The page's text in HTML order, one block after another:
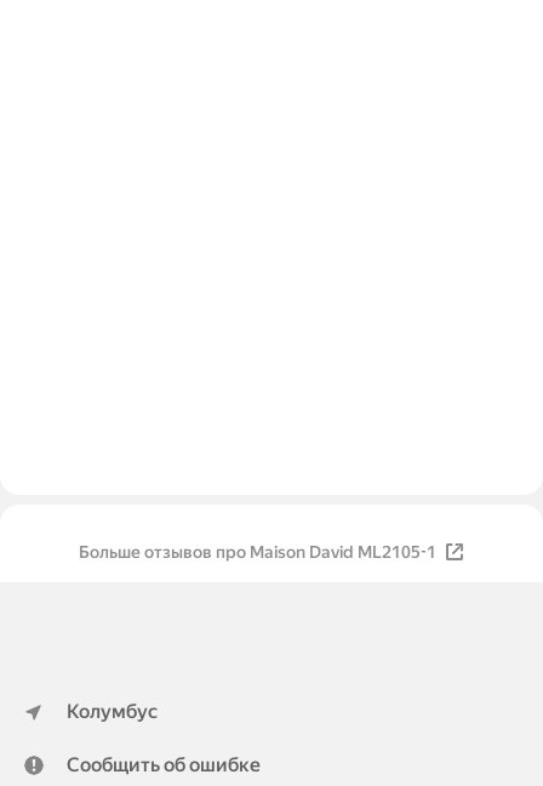
Больше отзывов про Maison David ML2105-1
Колумбус
Сообщить об ошибке